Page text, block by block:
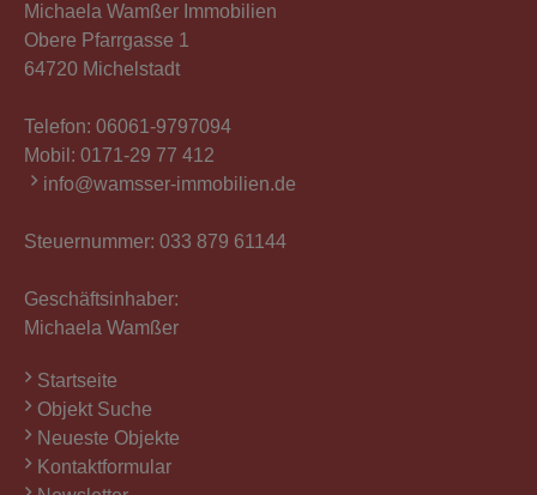
Michaela Wamßer Immobilien
Obere Pfarrgasse 1
64720 Michelstadt
Telefon: 06061-9797094
Mobil: 0171-29 77 412
info@wamsser-immobilien.de
Steuernummer: 033 879 61144
Geschäftsinhaber:
Michaela Wamßer
Startseite
Objekt Suche
Neueste Objekte
Kontaktformular